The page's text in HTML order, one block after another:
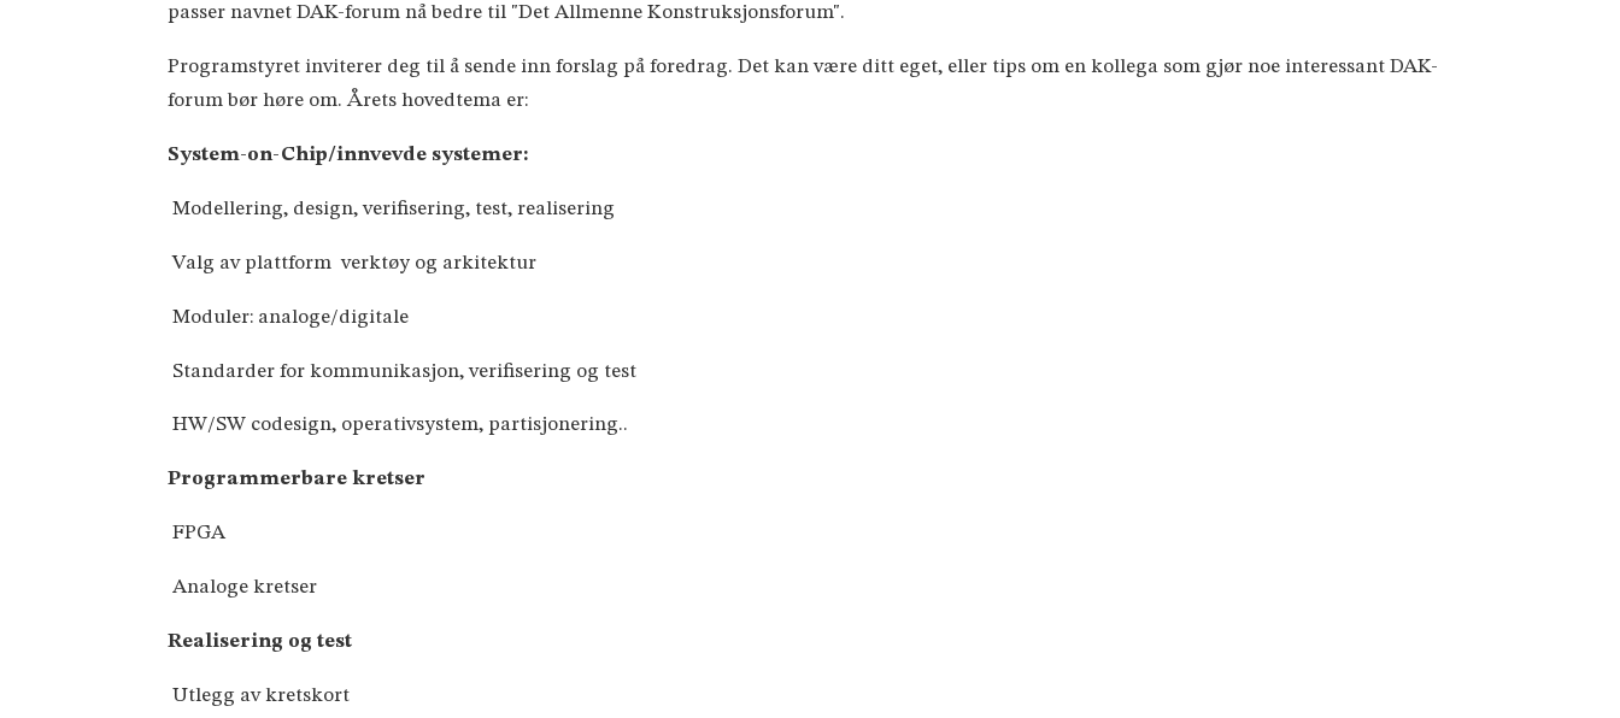
passer navnet DAK-forum nå bedre til "Det Allmenne Konstruksjonsforum".
Programstyret inviterer deg til å sende inn forslag på foredrag. Det kan være ditt eget, eller tips om en kollega som gjør noe interessant DAK-
forum bør høre om. Årets hovedtema er:
System-on-Chip/innvevde systemer:
 Modellering, design, verifisering, test, realisering
 Valg av plattform  verktøy og arkitektur
 Moduler: analoge/digitale
 Standarder for kommunikasjon, verifisering og test
 HW/SW codesign, operativsystem, partisjonering..
Programmerbare kretser
 FPGA
 Analoge kretser
Realisering og test
 Utlegg av kretskort